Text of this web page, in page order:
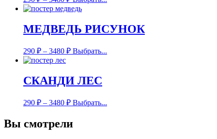
МЕДВЕДЬ РИСУНОК
290 ₽ – 3480 ₽ Выбрать...
СКАНДИ ЛЕС
290 ₽ – 3480 ₽ Выбрать...
Вы смотрели